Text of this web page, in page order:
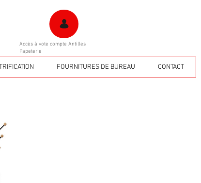
Accès à vote compte Antilles
Papeterie
FOURNITURES DE BUREAU CONTACT